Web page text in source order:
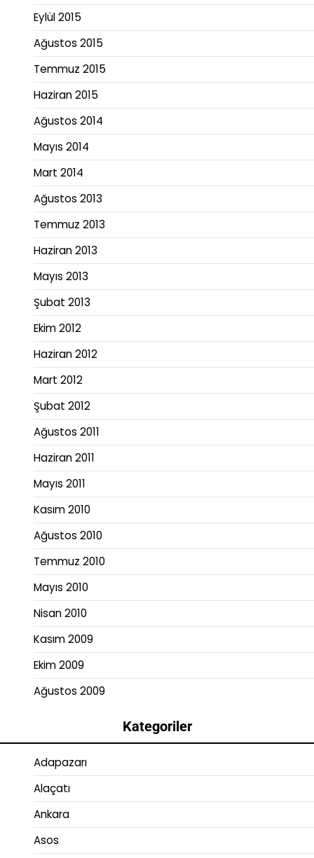
Eylül 2015
Ağustos 2015
Temmuz 2015
Haziran 2015
Ağustos 2014
Mayıs 2014
Mart 2014
Ağustos 2013
Temmuz 2013
Haziran 2013
Mayıs 2013
Şubat 2013
Ekim 2012
Haziran 2012
Mart 2012
Şubat 2012
Ağustos 2011
Haziran 2011
Mayıs 2011
Kasım 2010
Ağustos 2010
Temmuz 2010
Mayıs 2010
Nisan 2010
Kasım 2009
Ekim 2009
Ağustos 2009
Kategoriler
Adapazarı
Alaçatı
Ankara
Asos